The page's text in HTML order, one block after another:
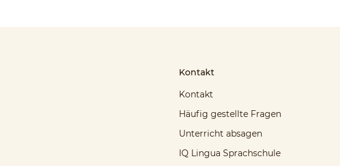
Kontakt
Kontakt
Häufig gestellte Fragen
Unterricht absagen
IQ Lingua Sprachschule